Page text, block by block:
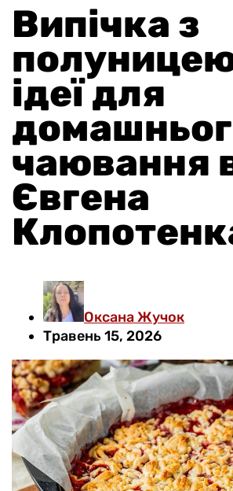
Випічка з
ідеї для
чаювання
Євгена
Оксана Жучок
Травень 15, 2026